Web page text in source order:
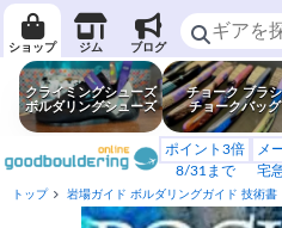
ショップ ジム ブログ
クライミングシューズ
ボルダリングシューズ
チョーク ブラシ
チョークバッグ
ポイント3倍
8/31まで
メ
宅
トップ 岩場ガイド ボルダリングガイド 技術書